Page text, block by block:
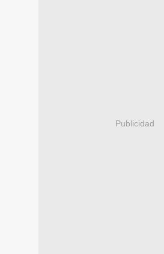
Publicidad